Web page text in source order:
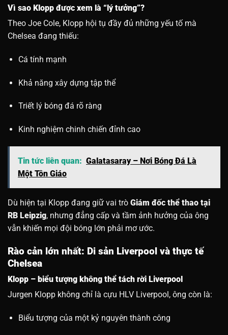
Vì sao Klopp được xem là “lý tưởng”?
Theo Joe Cole, Klopp hội tụ đầy đủ những yếu tố mà
Chelsea đang thiếu:
Cá tính mạnh
Khả năng xây dựng tập thể
Triết lý bóng đá rõ ràng
Kinh nghiệm chinh chiến đỉnh cao
Tin tức liên quan: Galatasaray – Nơi Bóng Đá Là
Một Tôn Giáo
Dù hiện tại Klopp đang giữ vai trò Giám đốc thể thao tại
RB Leipzig, nhưng đẳng cấp và tầm ảnh hưởng của ông
vẫn khiến mọi đội bóng lớn phải mơ ước.
Rào cản lớn nhất: Di sản Liverpool và thực tế
Chelsea
Klopp – biểu tượng không thể tách rời Liverpool
Jurgen Klopp không chỉ là cựu HLV Liverpool, ông còn là:
Biểu tượng của một kỷ nguyên thành công